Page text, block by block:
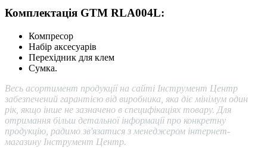
Комплектація GTM RLA004L:
Компресор
Набір аксесуарів
Перехідник для клем
Сумка.
Весь асортимент продукції на сайті Інструмент Центр
забезпечений гарантією від виробника, яка діє мінімум один
рік, якщо інше не зазначено в специфікаціях товару. Для
отримання більш детальної інформації про конкретну
продукцію, радимо зв'язатися з менеджером інтернет-
магазину Інструмент Центр.